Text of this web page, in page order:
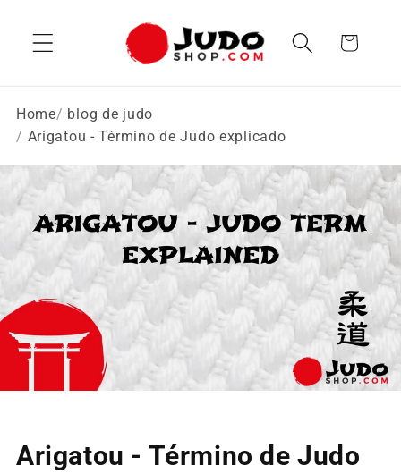
al contenido
Carrito
Home
blog de judo
Arigatou - Término de Judo explicado
Arigatou - Término de Judo